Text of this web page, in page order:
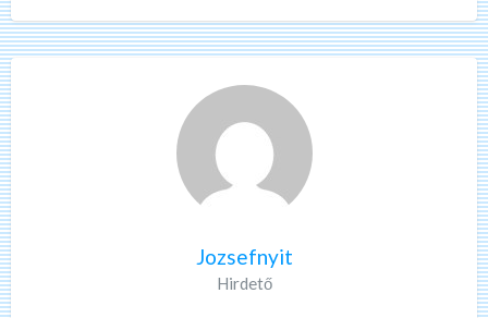
Jozsefnyit
Hirdető